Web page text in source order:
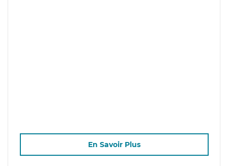
En Savoir Plus